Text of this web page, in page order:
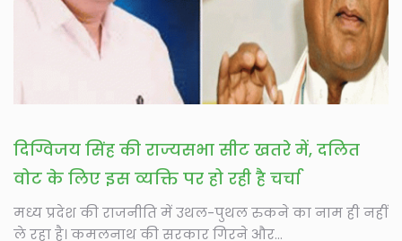
दिग्विजय सिंह की राज्यसभा सीट खतरे में, दलित
वोट के लिए इस व्यक्ति पर हो रही है चर्चा
मध्य प्रदेश की राजनीति में उथल-पुथल रुकने का नाम ही नहीं
ले रहा है। कमलनाथ की सरकार गिरने और...